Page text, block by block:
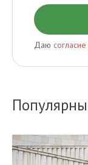
Даю